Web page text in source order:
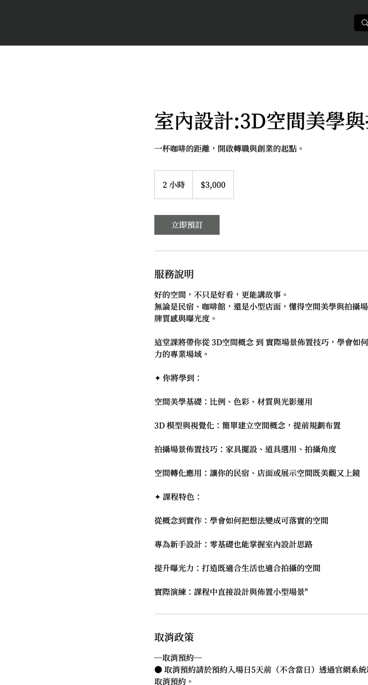
室內設計:3D空間美學
一杯咖啡的距離，開啟轉職與創業的起點。
2 小時 $3,000
立即預訂
服務說明
好的空間，不只是好看，更能講故事。
無論是民宿、咖啡館，還是小型店面，懂得空間美學與拍攝
牌質感與曝光度。
這堂課將帶你從 3D空間概念 到 實際場景佈置技巧，學會如
力的專業場域。
✦ 你將學到：
空間美學基礎：比例、色彩、材質與光影運用
3D 模型與視覺化：簡單建立空間概念，提前規劃布置
拍攝場景佈置技巧：家具擺設、道具選用、拍攝角度
空間轉化應用：讓你的民宿、店面或展示空間既美觀又上鏡
✦ 課程特色：
從概念到實作：學會如何把想法變成可落實的空間
專為新手設計：零基礎也能掌握室內設計思路
提升曝光力：打造既適合生活也適合拍攝的空間
取消政策
—取消預約—
● 取消預約請於預約入場日5天前（不含當日）透過官網系
取消預約。